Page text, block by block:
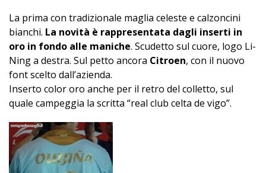
La prima con tradizionale maglia celeste e calzoncini
bianchi. La novità è rappresentata dagli inserti in
oro in fondo alle maniche. Scudetto sul cuore, logo Li-
Ning a destra. Sul petto ancora Citroen, con il nuovo
font scelto dall’azienda.
Inserto color oro anche per il retro del colletto, sul
quale campeggia la scritta “real club celta de vigo”.